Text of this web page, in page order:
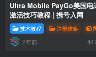
Ultra Mobile PayGo美国电
激活技巧教程 | 携号入网
技术教程 注册攻略
2年前